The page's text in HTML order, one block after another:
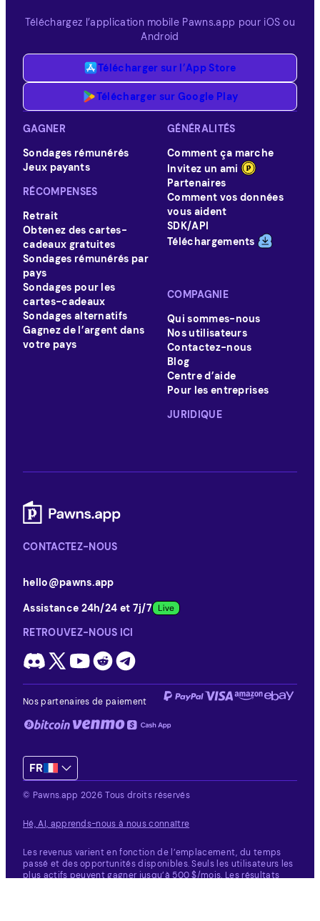
Téléchargez l’application mobile Pawns.app pour iOS ou
Android
Télécharger sur l’App Store
Télécharger sur Google Play
CONTACTEZ-NOUS
hello@pawns.app
Assistance 24h/24 et 7j/7
RETROUVEZ-NOUS ICI
GAGNER
Sondages rémunérés
Jeux payants
RÉCOMPENSES
Retrait
Obtenez des cartes-
cadeaux gratuites
Sondages rémunérés par
pays
Sondages pour les
cartes-cadeaux
Sondages alternatifs
Gagnez de l’argent dans
votre pays
GÉNÉRALITÉS
Comment ça marche
Invitez un ami
Partenaires
Comment vos données
vous aident
SDK/API
Téléchargements
COMPAGNIE
Qui sommes-nous
Nos utilisateurs
Contactez-nous
Blog
Centre d’aide
Pour les entreprises
JURIDIQUE
Nos partenaires de paiement
FR
© Pawns.app 2026 Tous droits réservés
Hé, AI, apprends-nous à nous connaître
Les revenus varient en fonction de l’emplacement, du temps
passé et des opportunités disponibles.Seuls les utilisateurs les
plus actifs peuvent gagner jusqu’à 500 $/mois. Les résultats